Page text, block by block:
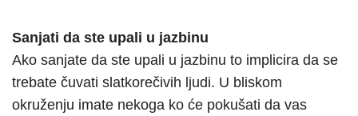
Sanjati da ste upali u jazbinu
Ako sanjate da ste upali u jazbinu to implicira da se
trebate čuvati slatkorečivih ljudi. U bliskom
okruženju imate nekoga ko će pokušati da vas